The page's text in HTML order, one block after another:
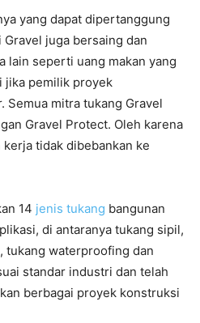
yang dapat dipertanggung
juga bersaing dan
lain seperti uang makan yang
jika pemilik proyek
Semua mitra tukang Gravel
Gravel Protect. Oleh karena
tidak dibebankan ke
14 jenis tukang bangunan
di antaranya tukang sipil,
tukang waterproofing dan
standar industri dan telah
berbagai proyek konstruksi